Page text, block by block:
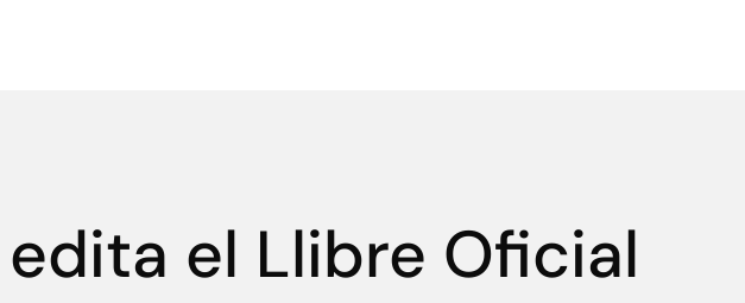
edita el Llibre Oficial